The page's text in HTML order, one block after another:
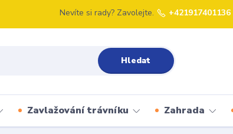
Hledat
Nevíte si rady? Zavolejte. +421917401136
Zavlažování trávníku Zahrada